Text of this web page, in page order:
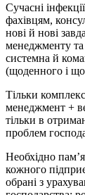
Сучасні
фахівцям,
нові й нові
менеджменту та
системна й
(щоденного і
Тільки
менеджмент +
тільки в
проблем
Необхідно
кожного
обрані з